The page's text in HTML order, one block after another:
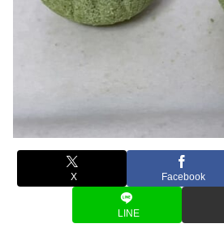
X Facebook
LINE